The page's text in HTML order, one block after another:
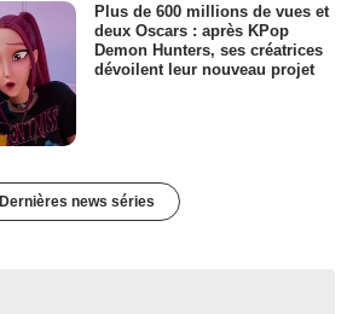
Plus de 600 millions de vues et
deux Oscars : après KPop
Demon Hunters, ses créatrices
dévoilent leur nouveau projet
Dernières news séries